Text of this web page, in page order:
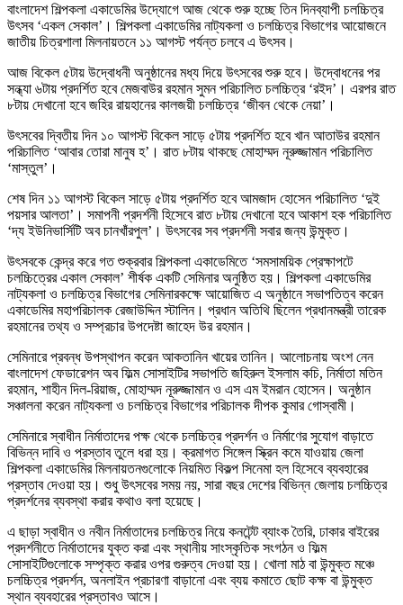
বাংলাদেশ শিল্পকলা একাডেমির উদ্যোগে আজ থেকে শুরু হচ্ছে তিন দিনব্যাপী চলচ্চিত্র
উৎসব ‘একল সেকাল’। শিল্পকলা একাডেমির নাট্যকলা ও চলচ্চিত্র বিভাগের আয়োজনে
জাতীয় চিত্রশালা মিলনায়তনে ১১ আগস্ট পর্যন্ত চলবে এ উৎসব।
আজ বিকেল ৫টায় উদ্বোধনী অনুষ্ঠানের মধ্য দিয়ে উৎসবের শুরু হবে। উদ্বোধনের পর
সন্ধ্যা ৬টায় প্রদর্শিত হবে মেজবাউর রহমান সুমন পরিচালিত চলচ্চিত্র ‘রইদ’। এরপর রাত
৮টায় দেখানো হবে জহির রায়হানের কালজয়ী চলচ্চিত্র ‘জীবন থেকে নেয়া’।
উৎসবের দ্বিতীয় দিন ১০ আগস্ট বিকেল সাড়ে ৫টায় প্রদর্শিত হবে খান আতাউর রহমান
পরিচালিত ‘আবার তোরা মানুষ হ’। রাত ৮টায় থাকছে মোহাম্মদ নূরুজ্জামান পরিচালিত
‘মাস্তুল’।
শেষ দিন ১১ আগস্ট বিকেল সাড়ে ৫টায় প্রদর্শিত হবে আমজাদ হোসেন পরিচালিত ‘দুই
পয়সার আলতা’। সমাপনী প্রদর্শনী হিসেবে রাত ৮টায় দেখানো হবে আকাশ হক পরিচালিত
‘দ্য ইউনিভার্সিটি অব চানখাঁরপুল’। উৎসবের সব প্রদর্শনী সবার জন্য উন্মুক্ত।
উৎসবকে কেন্দ্র করে গত শুক্রবার শিল্পকলা একাডেমিতে ‘সমসাময়িক প্রেক্ষাপটে
চলচ্চিত্রের একাল সেকাল’ শীর্ষক একটি সেমিনার অনুষ্ঠিত হয়। শিল্পকলা একাডেমির
নাট্যকলা ও চলচ্চিত্র বিভাগের সেমিনারকক্ষে আয়োজিত এ অনুষ্ঠানে সভাপতিত্ব করেন
একাডেমির মহাপরিচালক রেজাউদ্দিন স্টালিন। প্রধান অতিথি ছিলেন প্রধানমন্ত্রী তারেক
রহমানের তথ্য ও সম্প্রচার উপদেষ্টা জাহেদ উর রহমান।
সেমিনারে প্রবন্ধ উপস্থাপন করেন আকতানিন খায়ের তানিন। আলোচনায় অংশ নেন
বাংলাদেশ ফেডারেশন অব ফিল্ম সোসাইটির সভাপতি জহিরুল ইসলাম কচি, নির্মাতা মতিন
রহমান, শাহীন দিল-রিয়াজ, মোহাম্মদ নূরুজ্জামান ও এস এম ইমরান হোসেন। অনুষ্ঠান
সঞ্চালনা করেন নাট্যকলা ও চলচ্চিত্র বিভাগের পরিচালক দীপক কুমার গোস্বামী।
সেমিনারে স্বাধীন নির্মাতাদের পক্ষ থেকে চলচ্চিত্র প্রদর্শন ও নির্মাণের সুযোগ বাড়াতে
বিভিন্ন দাবি ও প্রস্তাব তুলে ধরা হয়। ক্রমাগত সিঙ্গেল স্ক্রিন কমে যাওয়ায় জেলা
শিল্পকলা একাডেমির মিলনায়তনগুলোকে নিয়মিত বিকল্প সিনেমা হল হিসেবে ব্যবহারের
প্রস্তাব দেওয়া হয়। শুধু উৎসবের সময় নয়, সারা বছর দেশের বিভিন্ন জেলায় চলচ্চিত্র
প্রদর্শনের ব্যবস্থা করার কথাও বলা হয়েছে।
এ ছাড়া স্বাধীন ও নবীন নির্মাতাদের চলচ্চিত্র নিয়ে কনটেন্ট ব্যাংক তৈরি, ঢাকার বাইরের
প্রদর্শনীতে নির্মাতাদের যুক্ত করা এবং স্থানীয় সাংস্কৃতিক সংগঠন ও ফিল্ম
সোসাইটিগুলোকে সম্পৃক্ত করার ওপর গুরুত্ব দেওয়া হয়। খোলা মাঠ বা উন্মুক্ত মঞ্চে
চলচ্চিত্র প্রদর্শন, অনলাইন প্রচারণা বাড়ানো এবং ব্যয় কমাতে ছোট কক্ষ বা উন্মুক্ত
স্থান ব্যবহারের প্রস্তাবও আসে।